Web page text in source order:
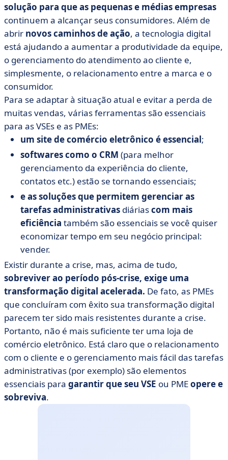
solução para que as pequenas e médias empresas
continuem a alcançar seus consumidores. Além de
abrir novos caminhos de ação, a tecnologia digital
está ajudando a aumentar a produtividade da equipe,
o gerenciamento do atendimento ao cliente e,
simplesmente, o relacionamento entre a marca e o
consumidor.
Para se adaptar à situação atual e evitar a perda de
muitas vendas, várias ferramentas são essenciais
para as VSEs e as PMEs:
um site de comércio eletrônico é essencial;
softwares como o CRM (para melhor
gerenciamento da experiência do cliente,
contatos etc.) estão se tornando essenciais;
e as soluções que permitem gerenciar as
tarefas administrativas diáriascom mais
eficiência também são essenciais se você quiser
economizar tempo em seu negócio principal:
vender.
Existir durante a crise, mas, acima de tudo,
sobreviver ao período pós-crise, exige uma
transformação digital acelerada. De fato, as PMEs
que concluíram com êxito sua transformação digital
parecem ter sido mais resistentes durante a crise.
Portanto, não é mais suficiente ter uma loja de
comércio eletrônico. Está claro que o relacionamento
com o cliente e o gerenciamento mais fácil das tarefas
administrativas (por exemplo) são elementos
essenciais para garantir que seu VSE ou PMEopere e
sobreviva.